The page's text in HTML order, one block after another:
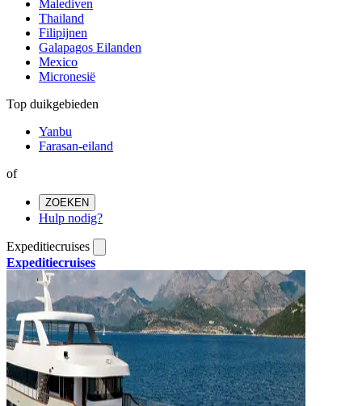
Malediven
Thailand
Filipijnen
Galapagos Eilanden
Mexico
Micronesië
Top duikgebieden
Yanbu
Farasan-eiland
of
ZOEKEN
Hulp nodig?
Expeditiecruises
Expeditiecruises